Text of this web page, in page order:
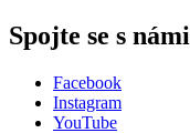
Spojte se s námi
Facebook
Instagram
YouTube